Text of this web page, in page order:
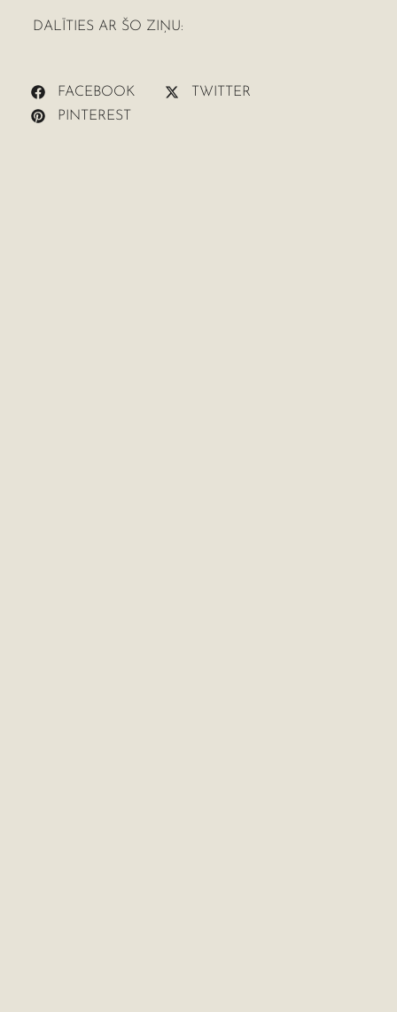
DALĪTIES AR ŠO ZIŅU:
FACEBOOK
TWITTER
PINTEREST